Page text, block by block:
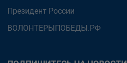
Президент России
ВОЛОНТЕРЫПОБЕДЫ.РФ